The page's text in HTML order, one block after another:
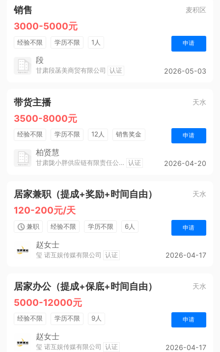
销售 麦积区
3000-5000元
经验不限 学历不限 1人 申请
段
甘肃段菡美商贸有限公司 认证 2026-05-03
带货主播 天水
3500-8000元
经验不限 学历不限 12人 销售奖金 申请
柏贤慧
甘肃陇小胖供应链有限责任公司 认证 2026-04-20
居家兼职（提成+奖励+时间自由） 天水
120-200元/天
兼职 经验不限 学历不限 6人 申请
赵女士
玺 诺互娱传媒有限公司 认证 2026-04-17
居家办公（提成+保底+时间自由） 天水
5000-12000元
经验不限 学历不限 9人 申请
赵女士
玺 诺互娱传媒有限公司 认证 2026-04-17